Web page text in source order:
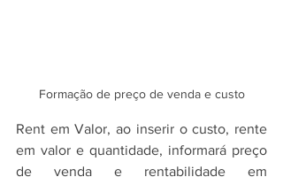
Formação de preço de venda e custo
Rent em Valor, ao inserir o custo, rente
em valor e quantidade, informará preço
de venda e rentabilidade em